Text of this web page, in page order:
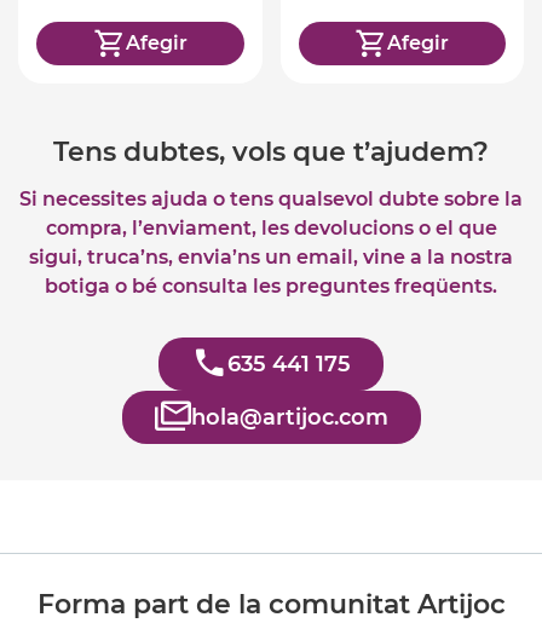
Afegir Afegir
Tens dubtes, vols que t’ajudem?
Si necessites ajuda o tens qualsevol dubte sobre la
compra, l’enviament, les devolucions o el que
sigui, truca’ns, envia’ns un email, vine a la nostra
botiga o bé consulta les preguntes freqüents.
635 441 175
hola@artijoc.com
Forma part de la comunitat Artijoc